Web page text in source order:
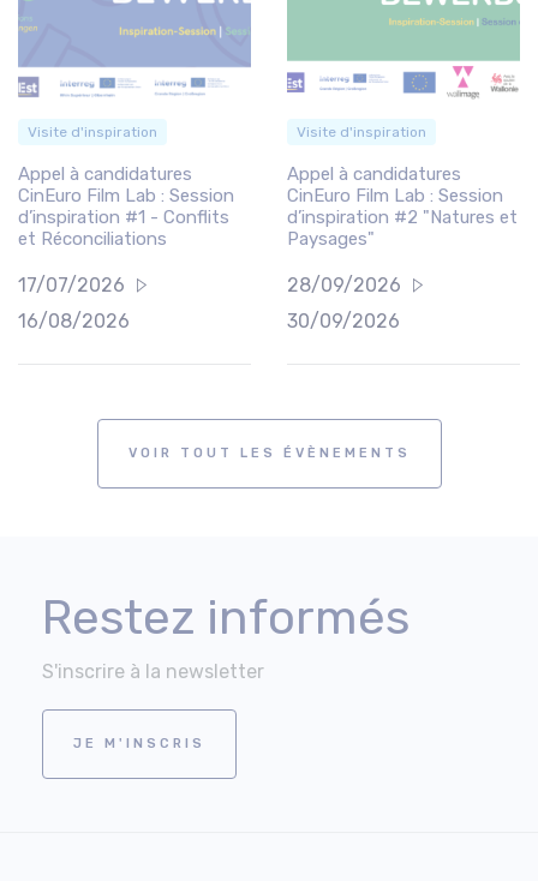
Visite d'inspiration
Appel à candidatures
CinEuro Film Lab : Session
d’inspiration #1 - Conflits
et Réconciliations
17/07/2026
16/08/2026
Visite d'inspiration
Appel à candidatures
CinEuro Film Lab : Session
d’inspiration #2 "Natures et
Paysages"
28/09/2026
30/09/2026
VOIR TOUT LES ÉVÈNEMENTS
Restez informés
S'inscrire à la newsletter
JE M'INSCRIS